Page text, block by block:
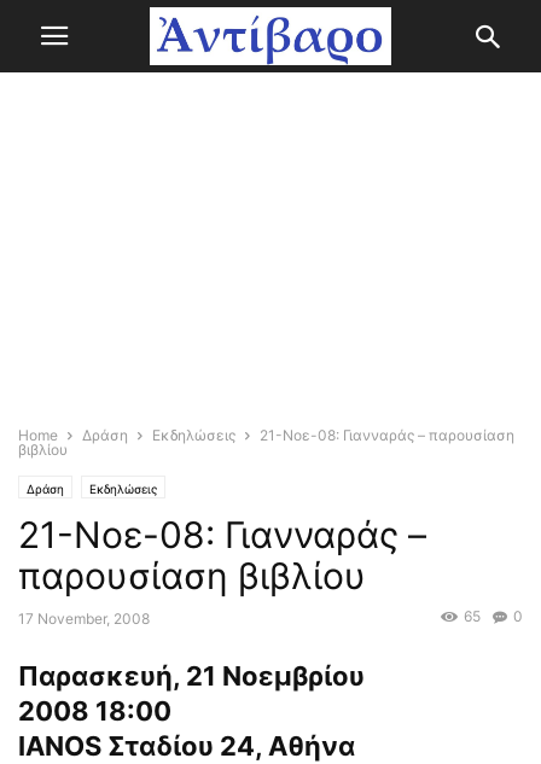
Home Δράση Εκδηλώσεις
21-Νοε-08: Γιανναράς – παρουσίαση
βιβλίου
Δράση Εκδηλώσεις
21-Νοε-08: Γιανναράς –
παρουσίαση βιβλίου
17 November, 2008 0
65
Παρασκευή, 21 Νοεμβρίου
2008 18:00
IANOS Σταδίου 24, Αθήνα